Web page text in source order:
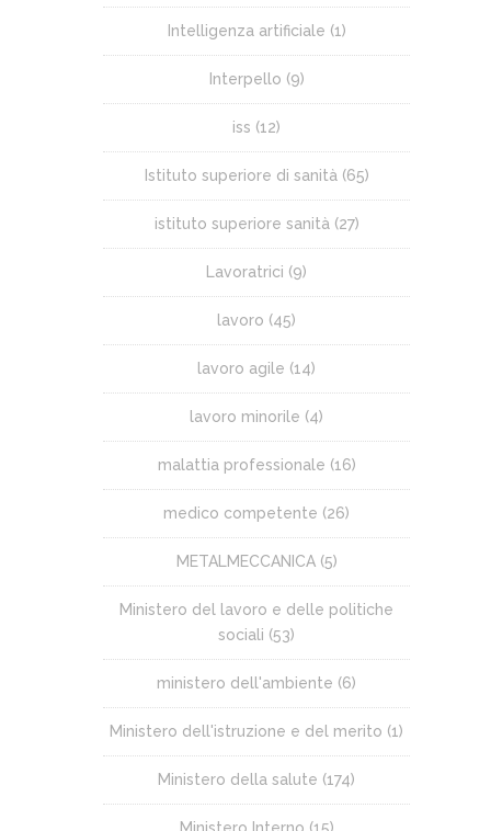
Intelligenza artificiale (1)
Interpello (9)
iss (12)
Istituto superiore di sanità (65)
istituto superiore sanità (27)
Lavoratrici (9)
lavoro (45)
lavoro agile (14)
lavoro minorile (4)
malattia professionale (16)
medico competente (26)
METALMECCANICA(5)
Ministero del lavoro e delle politiche
sociali (53)
ministero dell'ambiente (6)
Ministero dell'istruzione e del merito (1)
Ministero della salute (174)